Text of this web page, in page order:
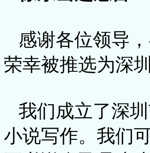
感谢各位领导
荣幸被推选为深
我们成立了深
小说写作。我们